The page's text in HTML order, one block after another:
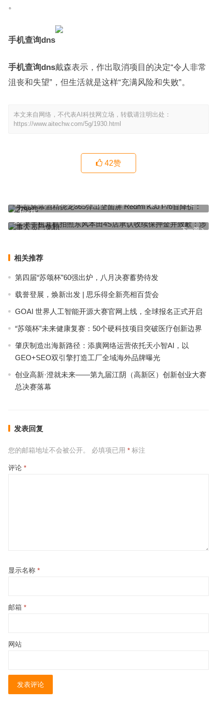
。
手机查询dns
手机查询dns戴森表示，作出取消项目的决定“令人非常
沮丧和失望”，但生活就是这样“充满风险和失败”。
本文来自网络，不代表AI科技网立场，转载请注明出处：
https://www.aitechw.com/5g/1930.html
42赞
上一篇
手机屏幕酒精骁龙865弹出全面屏 Redmi K30 Pro首降价：2799起
下一篇
苹果手机耳机拍照东风本田4S店承认收续保押金并致歉：涉事人员已
免职
相关推荐
第四届“苏颂杯”60强出炉，八月决赛蓄势待发
载誉登展，焕新出发 | 思乐得全新亮相百货会
GOAI 世界人工智能开源大赛官网上线，全球报名正式开启
“苏颂杯”未来健康复赛：50个硬科技项目突破医疗创新边界
肇庆制造出海新路径：添廣网络运营依托天小智AI，以
GEO+SEO双引擎打造工厂全域海外品牌曝光
创业高新·澄就未来——第九届江阴（高新区）创新创业大赛
总决赛落幕
发表回复
您的邮箱地址不会被公开。 必填项已用 *标注
评论 *
显示名称 *
邮箱 *
网站